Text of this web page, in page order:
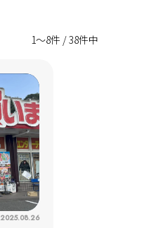
1〜8件 / 38件中
2025.08.26